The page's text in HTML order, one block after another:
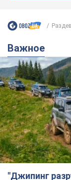
"Джипинг
забили
В высокогорье
луга – редкие
формировались
5 часов назад